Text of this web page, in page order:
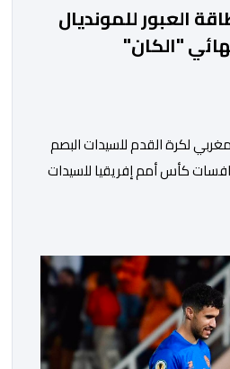
العبور للمونديال
"الكان"
لكرة القدم للسيدات البصم
كأس أمم إفريقيا للسيدات
السبت على أرضية ملعب مولاي
ربع النهائي، ليضمن بذلك رسميا